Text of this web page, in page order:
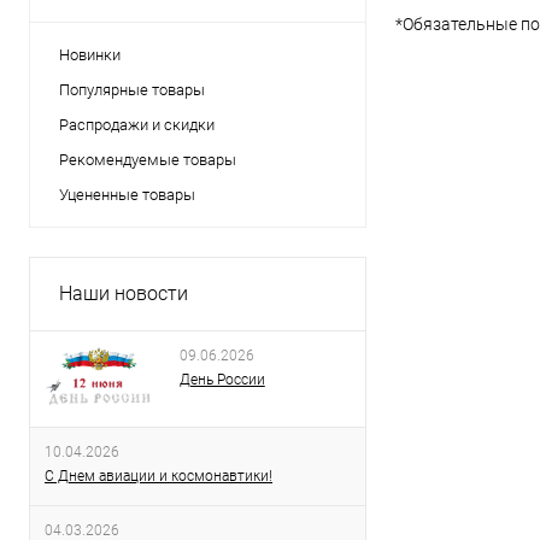
Новинки
Популярные товары
Распродажи и скидки
Рекомендуемые товары
Уцененные товары
Наши новости
09.06.2026
День России
10.04.2026
С Днем авиации и космонавтики!
04.03.2026
*Обязательные